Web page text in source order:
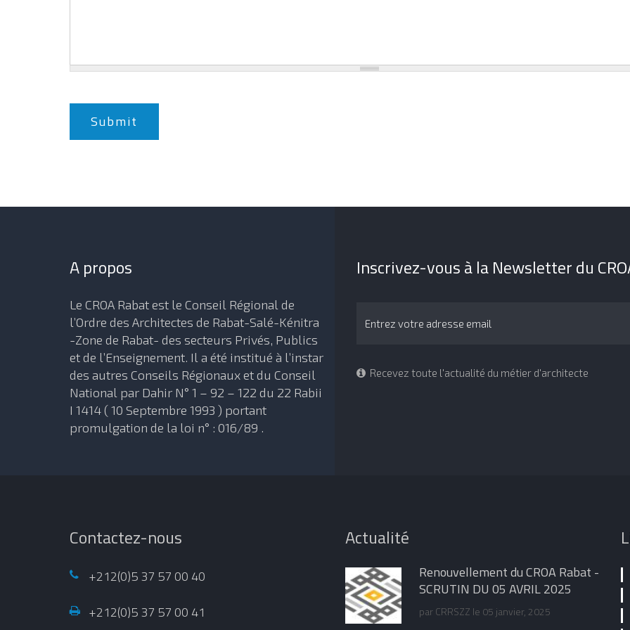
Submit
A propos
Le CROA Rabat est le Conseil Régional de
l’Ordre des Architectes de Rabat-Salé-Kénitra
-Zone de Rabat- des secteurs Privés, Publics
et de l’Enseignement. Il a été institué à l’instar
des autres Conseils Régionaux et du Conseil
National par Dahir N° 1 – 92 – 122 du 22 Rabii
I 1414 ( 10 Septembre 1993 ) portant
promulgation de la loi n° : 016/89 .
Inscrivez-vous à la Newsletter du
Recevez toute l'actualité du métier d'architecte
Contactez-nous
+212(0)5 37 57 00 40
+212(0)5 37 57 00 41
Actualité
Renouvellement du CROA Rabat -
SCRUTIN DU 05 AVRIL 2025
parCRRSZZ le 05 janvier, 2025